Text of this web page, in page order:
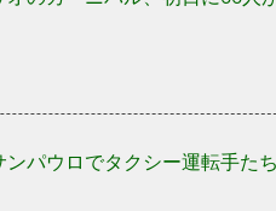
ンパウロでタクシー運転手た